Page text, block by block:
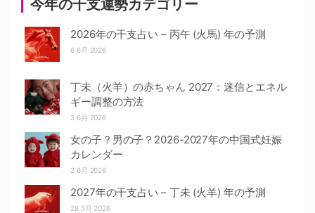
今年の干支運勢カテゴリー
2026年の干支占い – 丙午 (火馬) 年の予測
6 6月 2026
丁未（火羊）の赤ちゃん 2027：迷信とエネル
ギー調整の方法
3 6月 2026
女の子？男の子？2026-2027年の中国式妊娠
カレンダー
2 6月 2026
2027年の干支占い – 丁未 (火羊) 年の予測
28 5月 2026